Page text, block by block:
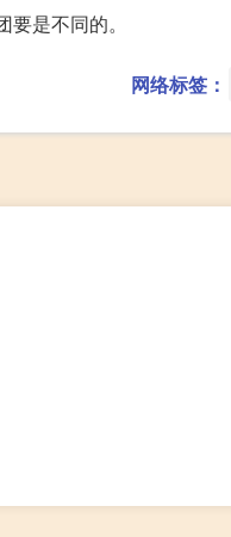
是不同的。
网络标签：